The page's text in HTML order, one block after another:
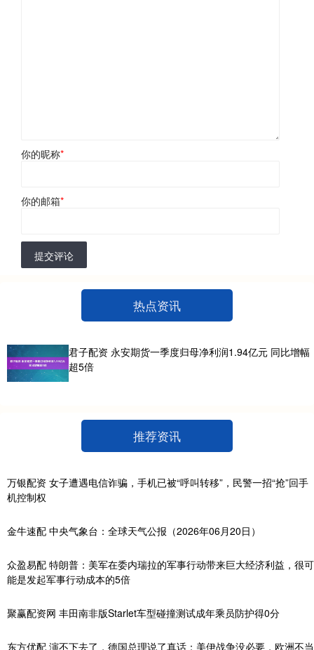
你的昵称*
你的邮箱*
提交评论
热点资讯
君子配资 永安期货一季度归母净利润1.94亿元 同比增幅
超5倍
推荐资讯
万银配资 女子遭遇电信诈骗，手机已被“呼叫转移”，民警一招“抢”回手
机控制权
金牛速配 中央气象台：全球天气公报（2026年06月20日）
众盈易配 特朗普：美军在委内瑞拉的军事行动带来巨大经济利益，很可
能是发起军事行动成本的5倍
聚赢配资网 丰田南非版Starlet车型碰撞测试成年乘员防护得0分
东方优配 演不下去了，德国总理说了真话：美伊战争没必要，欧洲不当